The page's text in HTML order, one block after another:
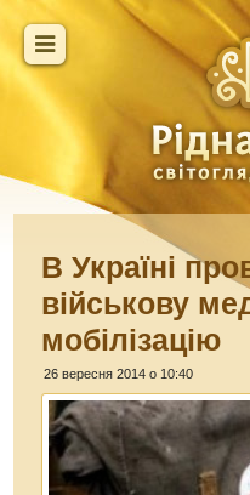
В Україні
військову
мобілізацію
26 вересня 2014 о 10:40